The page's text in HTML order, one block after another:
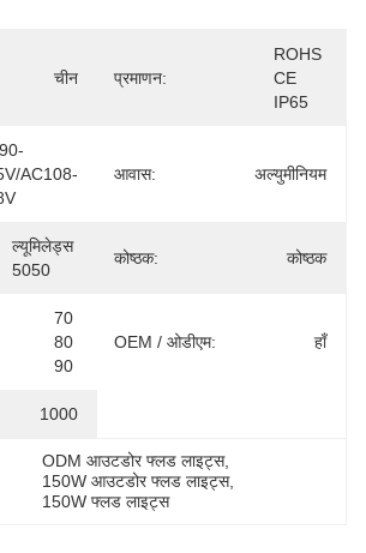
चीन प्रमाणन:
ROHS
CE
IP65
AC108-
आवास: अल्युमीनियम
ल्यूमिलेड्स
5050
कोष्ठक: कोष्ठक
70
80
90
OEM / ओडीएम: हाँ
1000
ODM आउटडोर फ्लड लाइट्स,
150W आउटडोर फ्लड लाइट्स,
150W फ्लड लाइट्स